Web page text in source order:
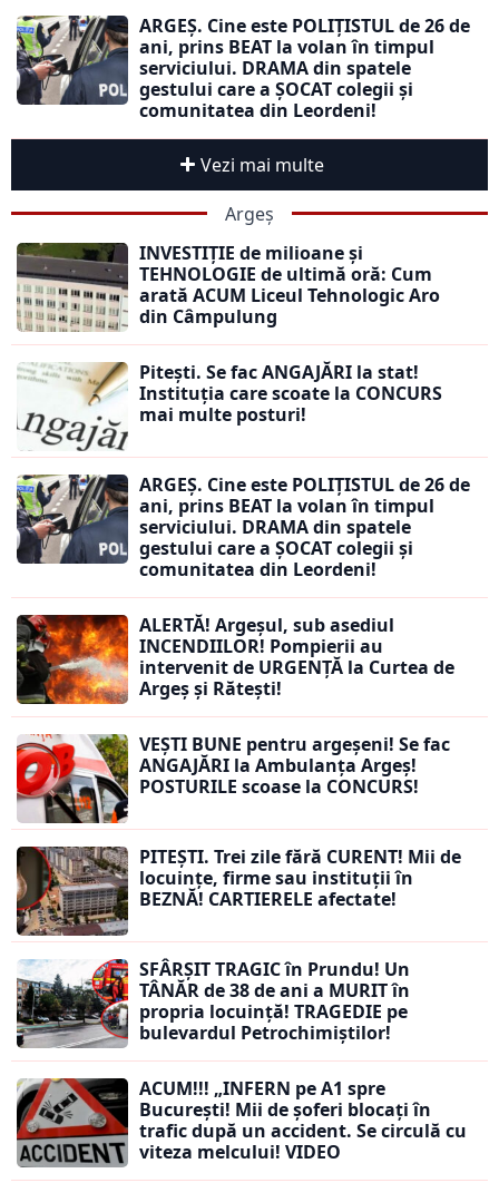
ARGEȘ. Cine este POLIȚISTUL de 26 de
ani, prins BEAT la volan în timpul
serviciului. DRAMA din spatele
gestului care a ȘOCAT colegii și
comunitatea din Leordeni!
Vezi mai multe
Argeș
INVESTIȚIE de milioane și
TEHNOLOGIE de ultimă oră: Cum
arată ACUM Liceul Tehnologic Aro
din Câmpulung
Pitești. Se fac ANGAJĂRI la stat!
Instituția care scoate la CONCURS
mai multe posturi!
ARGEȘ. Cine este POLIȚISTUL de 26 de
ani, prins BEAT la volan în timpul
serviciului. DRAMA din spatele
gestului care a ȘOCAT colegii și
comunitatea din Leordeni!
ALERTĂ! Argeșul, sub asediul
INCENDIILOR! Pompierii au
intervenit de URGENȚĂ la Curtea de
Argeș și Rătești!
VEȘTI BUNE pentru argeșeni! Se fac
ANGAJĂRI la Ambulanța Argeș!
POSTURILE scoase la CONCURS!
PITEȘTI. Trei zile fără CURENT! Mii de
locuințe, firme sau instituții în
BEZNĂ! CARTIERELE afectate!
SFÂRȘIT TRAGIC în Prundu! Un
TÂNĂR de 38 de ani a MURIT în
propria locuință! TRAGEDIE pe
bulevardul Petrochimiștilor!
ACUM!!! „INFERN pe A1 spre
București! Mii de șoferi blocați în
trafic după un accident. Se circulă cu
viteza melcului! VIDEO